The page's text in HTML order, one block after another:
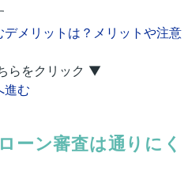
メリットは？メリットや注意
らをクリック ▼
進む
ーン審査は通りにく